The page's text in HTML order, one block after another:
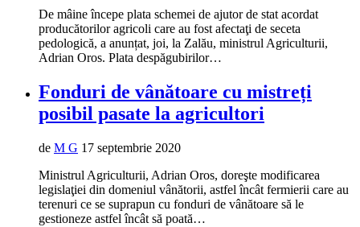
De mâine începe plata schemei de ajutor de stat acordat
producătorilor agricoli care au fost afectaţi de seceta
pedologică, a anunțat, joi, la Zalău, ministrul Agriculturii,
Adrian Oros. Plata despăgubirilor…
Fonduri de vânătoare cu mistreți
posibil pasate la agricultori
de M G 17 septembrie 2020
Ministrul Agriculturii, Adrian Oros, doreşte modificarea
legislaţiei din domeniul vânătorii, astfel încât fermierii care au
terenuri ce se suprapun cu fonduri de vânătoare să le
gestioneze astfel încât să poată…